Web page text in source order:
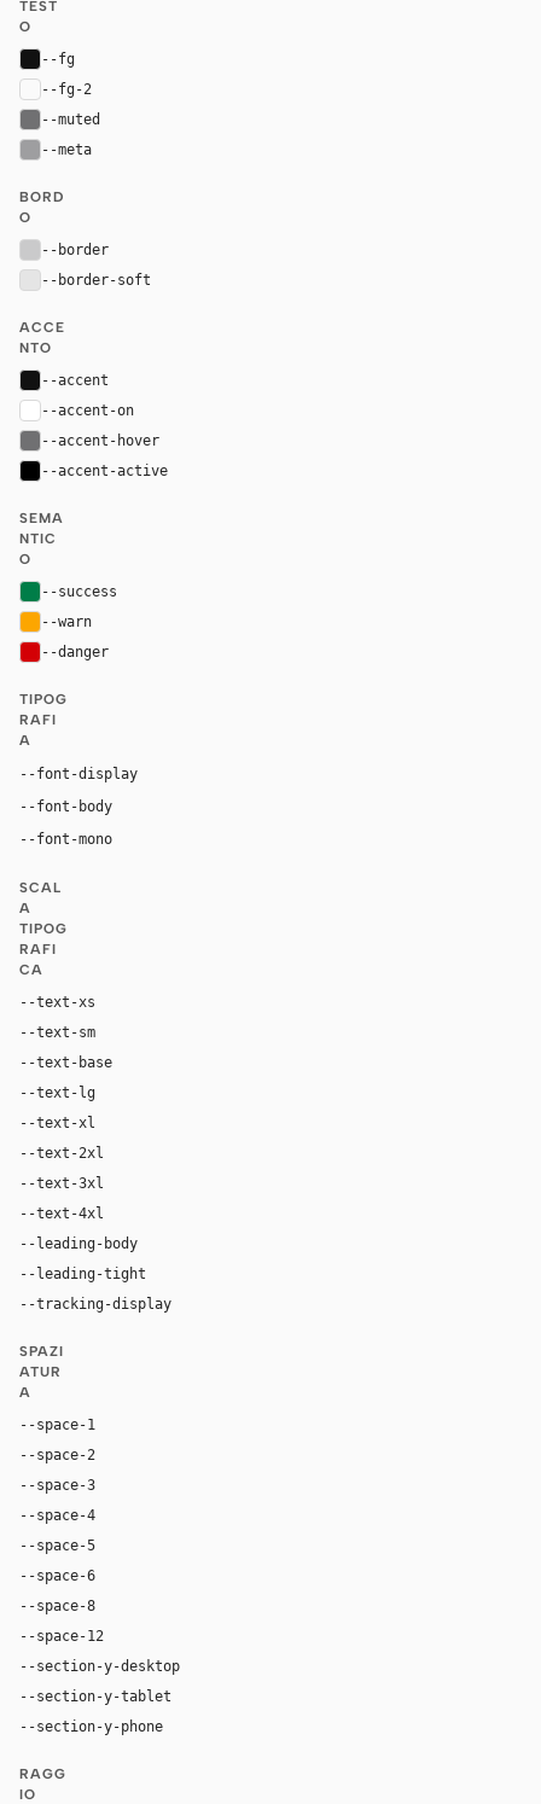
TEST
O
--fg
--fg-2
--muted
--meta
BORD
O
--border
--border-soft
ACCE
NTO
--accent
--accent-on
--accent-hover
--accent-active
SEMA
NTIC
O
--success
--warn
--danger
TIPOG
RAFI
A
--font-display
--font-body
--font-mono
SCAL
A
TIPOG
RAFI
CA
--text-xs
--text-sm
--text-base
--text-lg
--text-xl
--text-2xl
--text-3xl
--text-4xl
--leading-body
--leading-tight
--tracking-display
SPAZI
ATUR
A
--space-1
--space-2
--space-3
--space-4
--space-5
--space-6
--space-8
--space-12
--section-y-desktop
--section-y-tablet
--section-y-phone
RAGG
IO